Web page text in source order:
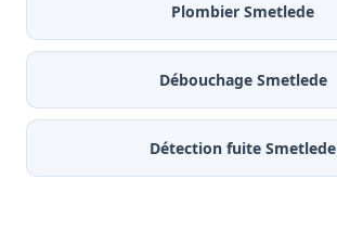
Plombier Smetlede
Débouchage Smetlede
Détection fuite Smetlede